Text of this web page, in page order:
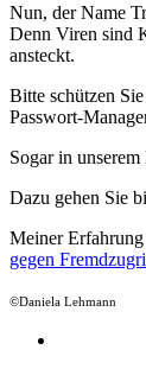
Nun, der Name
Denn Viren sind
ansteckt.
Bitte schützen
Passwort-
Sogar in
Dazu gehen Sie
Meiner
gegen
©Daniela Lehmann